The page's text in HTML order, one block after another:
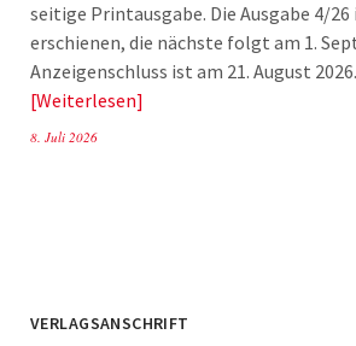
seitige Printausgabe. Die Ausgabe 4/26
erschienen, die nächste folgt am 1.
Anzeigenschluss ist am 21. August
Weiterlesen
8. Juli 2026
VERLAGSANSCHRIFT